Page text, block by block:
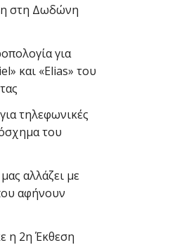
στη Δωδώνη
για
και «Elias» του
τηλεφωνικές
του
αλλάζει με
αφήνουν
η 2η Έκθεση